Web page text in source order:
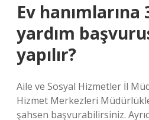
Ev hanımlarına
yardım
yapılır?
Aile ve Sosyal Hizmetler İl
Hizmet Merkezleri
şahsen başvurabilirsiniz.